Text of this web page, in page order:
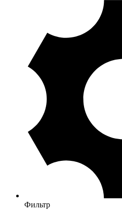
Фильтр